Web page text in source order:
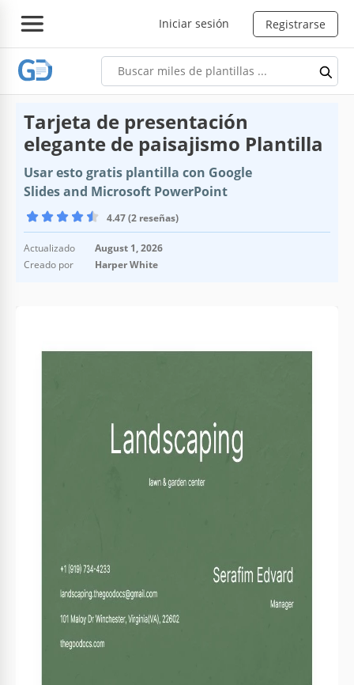
Iniciar sesión Registrarse
Tarjeta de presentación
elegante de paisajismo Plantilla
Usar esto gratis plantilla con Google
Slides and Microsoft PowerPoint
4.47 (2 reseñas)
Actualizado
August 1, 2026
Creado por
Harper White